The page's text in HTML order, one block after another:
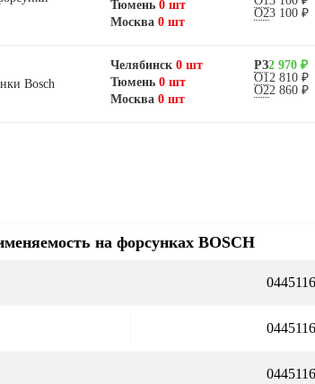
Тюмень 0 шт
Москва 0 шт
О23 100 ₽
Bosch
Челябинск 0 шт
Тюмень 0 шт
Москва 0 шт
РЗ2 970 ₽
О12 810 ₽
О22 860 ₽
на форсунках BOSCH